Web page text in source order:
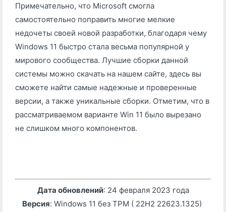
Примечательно, что Microsoft смогла
самостоятельно поправить многие мелкие
недочеты своей новой разработки, благодаря чему
Windows 11 быстро стала весьма популярной у
мирового сообщества. Лучшие сборки данной
системы можно скачать на нашем сайте, здесь вы
сможете найти самые надежные и проверенные
версии, а также уникальные сборки. Отметим, что в
рассматриваемом варианте Win 11 было вырезано
не слишком много компонентов.
Дата обновлений: 24 февраля 2023 года
Версия: Windows 11 без TPM ( 22H2 22623.1325)